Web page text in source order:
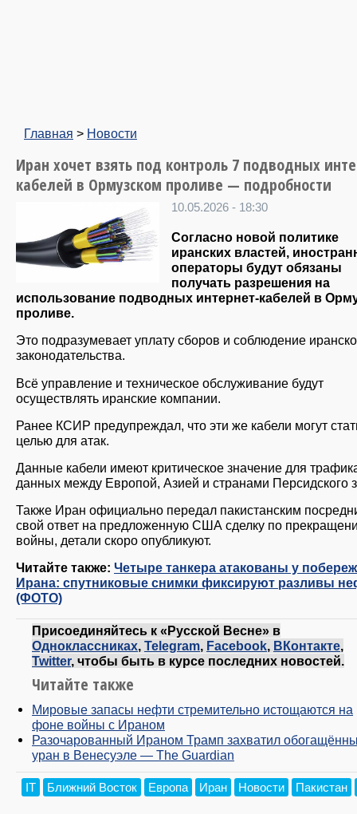
Главная > Новости
Иран хочет взять под контроль 7 подводных
кабелей в Ормузском проливе — подробности
10.05.2026 - 18:30
Согласно новой политике
иранских властей,
операторы будут обязаны
получать разрешения на
использование подводных интернет-кабелей в
проливе.
Это подразумевает уплату сборов и соблюдение
законодательства.
Всё управление и техническое обслуживание будут
осуществлять иранские компании.
Ранее КСИР предупреждал, что эти же кабели могут
целью для атак.
Данные кабели имеют критическое значение для
данных между Европой, Азией и странами Персидского
Также Иран официально передал пакистанским
свой ответ на предложенную США сделку по
войны, детали скоро опубликуют.
Читайте также: Четыре танкера атакованы у
Ирана: спутниковые снимки фиксируют разливы
(ФОТО)
Присоединяйтесь к «Русской Весне» в
Одноклассниках Telegram Facebook ВКонтакте
Twitter, чтобы быть в курсе последних новостей.
Читайте также
Мировые запасы нефти стремительно истощаются на
фоне войны с Ираном
Разочарованный Ираном Трамп захватил
уран в Венесуэле — The Guardian
IT Ближний Восток Европа Иран Новости Пакистан